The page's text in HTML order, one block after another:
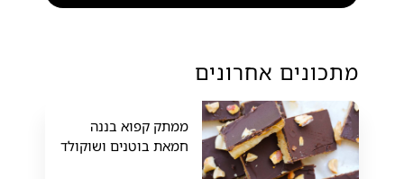
מתכונים אחרונים
ממתק קפוא בננה
חמאת בוטנים ושוקולד